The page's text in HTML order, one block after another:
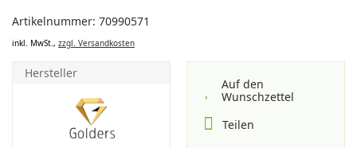
Artikelnummer: 70990571
inkl. MwSt., zzgl. Versandkosten
Hersteller
Auf den
Wunschzettel
Teilen